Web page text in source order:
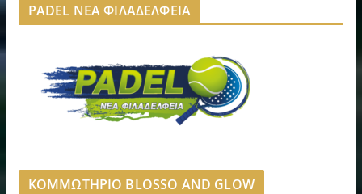
PADEL ΝΕΑ ΦΙΛΑΔΕΛΦΕΙΑ
ΚΟΜΜΩΤΗΡΙΟ BLOSSO AND GLOW